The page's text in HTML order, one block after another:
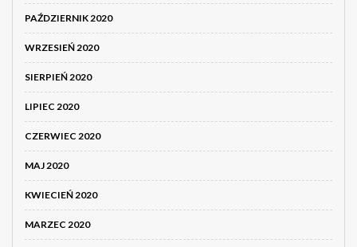
PAŹDZIERNIK 2020
WRZESIEŃ 2020
SIERPIEŃ 2020
LIPIEC 2020
CZERWIEC 2020
MAJ 2020
KWIECIEŃ 2020
MARZEC 2020